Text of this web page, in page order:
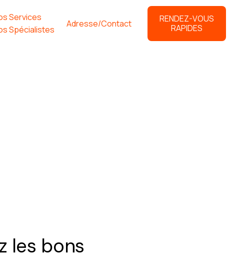
Services
Spécialistes
Adresse/Contact
RENDEZ-VOUS
RAPIDES
les bons